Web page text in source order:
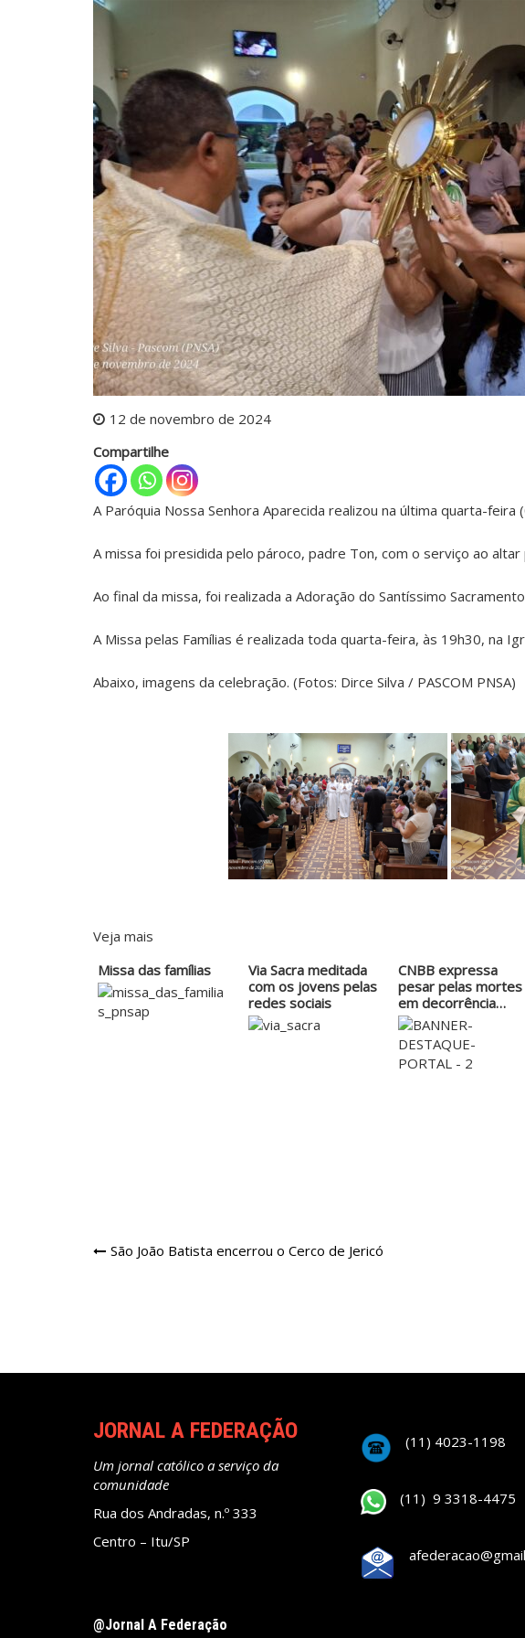
12 de novembro de 2024
Compartilhe
A Paróquia Nossa Senhora Aparecida realizou na última quarta-
A missa foi presidida pelo pároco, padre Ton, com o serviço ao altar
Ao final da missa, foi realizada a Adoração do Santíssimo
A Missa pelas Famílias é realizada toda quarta-feira, às 19h30, na
Abaixo, imagens da celebração. (Fotos: Dirce Silva / PASCOM PNSA)
Veja mais
Missa das famílias
Via Sacra meditada
com os jovens pelas
redes sociais
CNBB expressa
pesar pelas mortes
em decorrência
das…
Navegação
São João Batista encerrou o Cerco de Jericó
JORNAL A FEDERAÇÃO
Um jornal católico a serviço da
comunidade
Rua dos Andradas, n.º 333
Centro – Itu/SP
(11) 4023-1198
(11) 9 3318-4475
@Jornal A Federação